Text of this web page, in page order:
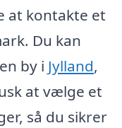
at kontakte et
Du kan
by i Jylland,
at vælge et
så du sikrer